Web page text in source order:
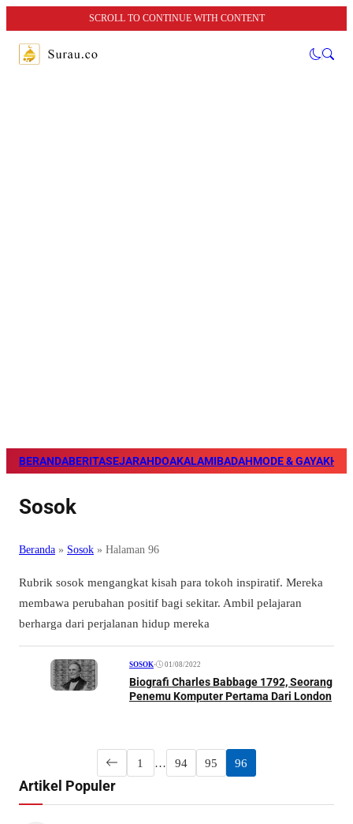
SCROLL TO CONTINUE WITH CONTENT
BERANDABERITASEJARAHDOAKALAMIBADAHMODE & GAYA
Sosok
Beranda » Sosok » Halaman 96
Rubrik sosok mengangkat kisah para tokoh inspiratif. Mereka
membawa perubahan positif bagi sekitar. Ambil pelajaran
berharga dari perjalanan hidup mereka
SOSOK• 01/08/2022
Biografi Charles Babbage 1792, Seorang
Penemu Komputer Pertama Dari London
1 … 94 95 96
Artikel Populer